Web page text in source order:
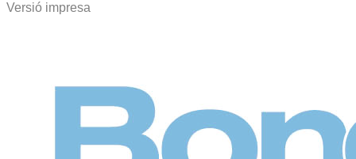
Versió impresa